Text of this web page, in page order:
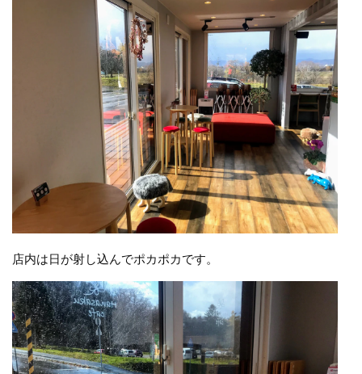
店内は日が射し込んでポカポカです。